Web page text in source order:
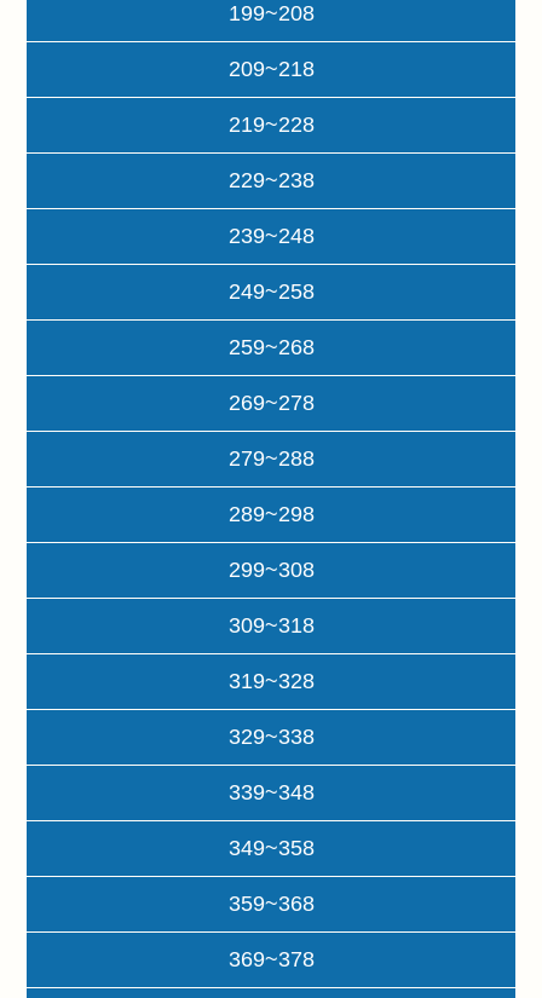
199~208
209~218
219~228
229~238
239~248
249~258
259~268
269~278
279~288
289~298
299~308
309~318
319~328
329~338
339~348
349~358
359~368
369~378